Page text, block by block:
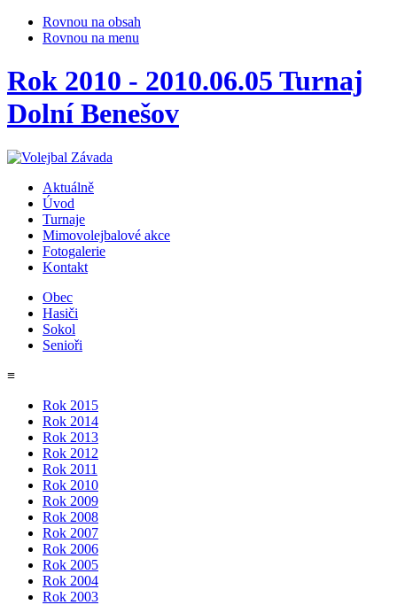
Rovnou na obsah
Rovnou na menu
Rok 2010 - 2010.06.05 Turnaj
Dolní Benešov
Aktuálně
Úvod
Turnaje
Mimovolejbalové akce
Fotogalerie
Kontakt
Obec
Hasiči
Sokol
Senioři
≡
Rok 2015
Rok 2014
Rok 2013
Rok 2012
Rok 2011
Rok 2010
Rok 2009
Rok 2008
Rok 2007
Rok 2006
Rok 2005
Rok 2004
Rok 2003